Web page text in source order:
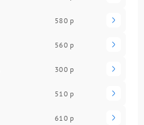
580 р
560 р
300 р
510 р
610 р